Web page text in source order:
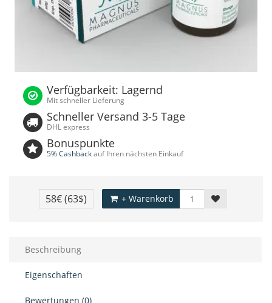
Verfügbarkeit: Lagernd
Mit schneller Lieferung
Schneller Versand 3-5 Tage
DHL express
Bonuspunkte
5% Cashbackauf Ihren nächsten Einkauf
58€(63$) + Warenkorb
Beschreibung
Eigenschaften
Bewertungen (0)